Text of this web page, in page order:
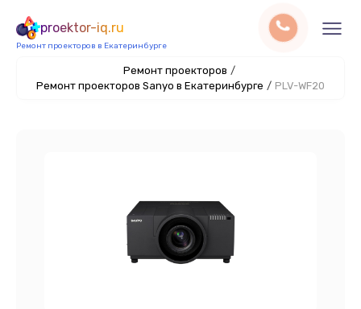
proektor-iq.ru
Ремонт проекторов в Екатеринбурге
Ремонт проекторов /
Ремонт проекторов Sanyo в Екатеринбурге / PLV-WF20